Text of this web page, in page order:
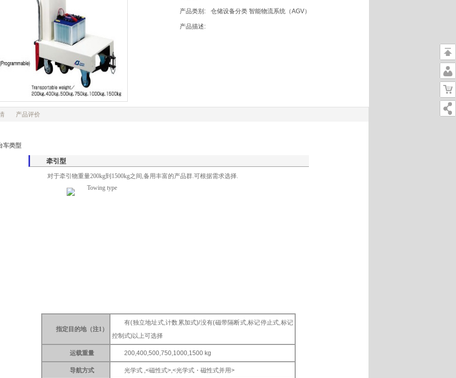
产品类别: 仓储设备分类 智能物流系统（AGV）
产品描述:
产品评价
车类型
牵引型
对于牵引物重量200kg到1500kg之间,备用丰富的产品群.可根据需求选择.
指定目的地（注1）
有(独立地址式,计数累加式)/没有(磁带隔断式,标记停止式,标记
控制式)以上可选择
运载重量 200,400,500,750,1000,1500 kg
导航方式 光学式 ,<磁性式>,<光学式・磁性式并用>